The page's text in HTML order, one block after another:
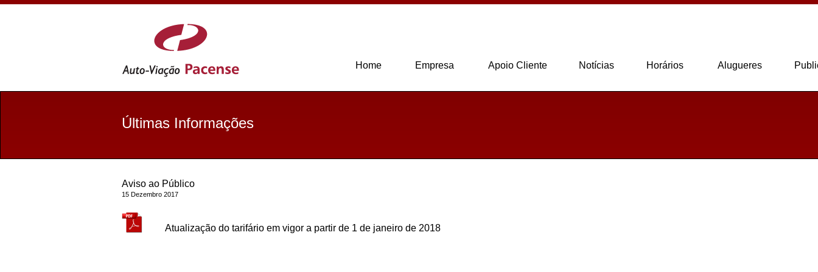
Últimas Informações
Aviso ao Público
15 Dezembro 2017
Atualização do tarifário em vigor a partir de 1 de janeiro de 2018
Home Empresa Apoio Cliente Notícias Horários Alugueres